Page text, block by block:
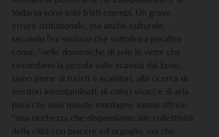
Vallarsa sono solo tristi esempi. Un grave
errore istituzionale, ma anche culturale,
secondo l’ex sindaco che sottolinea peraltro
come, “nelle domeniche di sole le vette che
circondano la piccola valle scavata dal Leno,
siano piene di turisti e scalatori, alla ricerca di
territori incontaminati, di colori vivaci e di aria
pura che solo queste montagne sanno offrire:
“una ricchezza che dispensiamo alle collettività
della città con piacere ed orgoglio, ma che